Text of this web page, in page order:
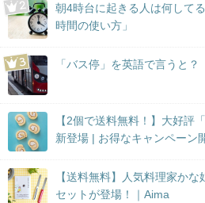
朝4時台に起きる人は何して
時間の使い方」
「バス停」を英語で言うと？
【2個で送料無料！】大好評
新登場 | お得なキャンペーン
【送料無料】人気料理家か
セットが登場！｜Aima